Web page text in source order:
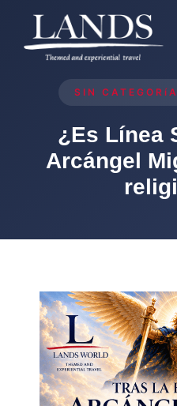
SIN
¿Es Línea
Arcángel